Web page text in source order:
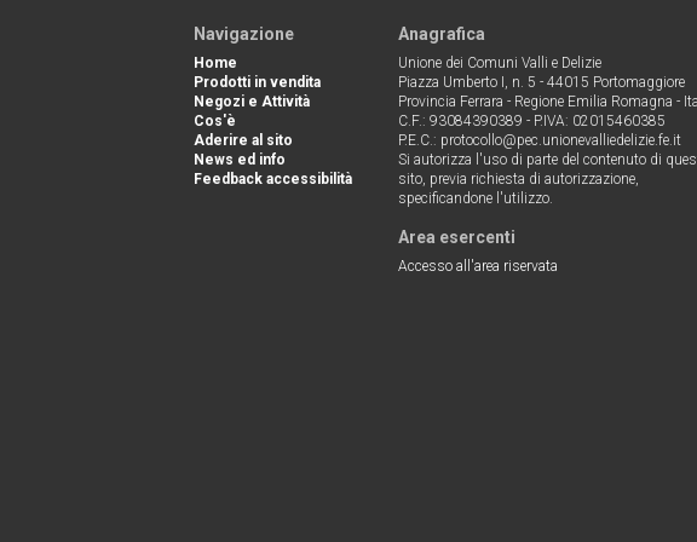
Navigazione
Home
Prodotti in vendita
Negozi e Attività
Cos'è
Aderire al sito
News ed info
Feedback accessibilità
Anagrafica
Unione dei Comuni Valli e Delizie
Piazza Umberto I, n. 5 - 44015 Portomaggiore
Provincia Ferrara - Regione Emilia Romagna -
C.F.: 93084390389 - P.IVA: 02015460385
P.E.C.: protocollo@pec.unionevalliedelizie.fe.it
Si autorizza l'uso di parte del contenuto di
sito, previa richiesta di autorizzazione,
specificandone l'utilizzo.
Area esercenti
Accesso all'area riservata